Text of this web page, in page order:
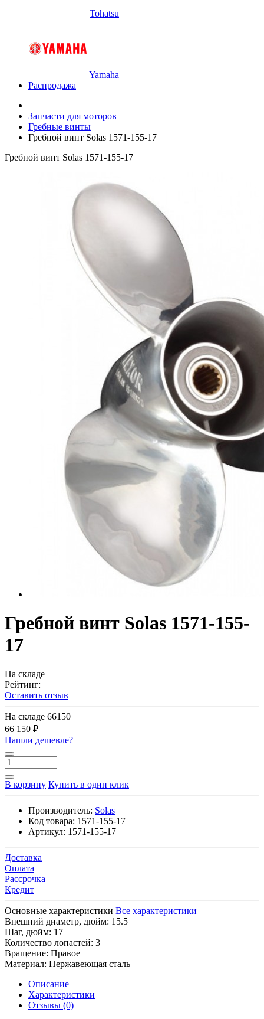
Tohatsu
Yamaha
Распродажа
Запчасти для моторов
Гребные винты
Гребной винт Solas 1571-155-17
Гребной винт Solas 1571-155-17
Гребной винт Solas 1571-155-
17
На складе
Рейтинг:
Оставить отзыв
На складе 66150
66 150 ₽
Нашли дешевле?
В корзину Купить в один клик
Производитель: Solas
Код товара: 1571-155-17
Артикул: 1571-155-17
Доставка
Оплата
Рассрочка
Кредит
Основные характеристики Все характеристики
Внешний диаметр, дюйм: 15.5
Шаг, дюйм: 17
Количество лопастей: 3
Вращение: Правое
Материал: Нержавеющая сталь
Описание
Характеристики
Отзывы (0)